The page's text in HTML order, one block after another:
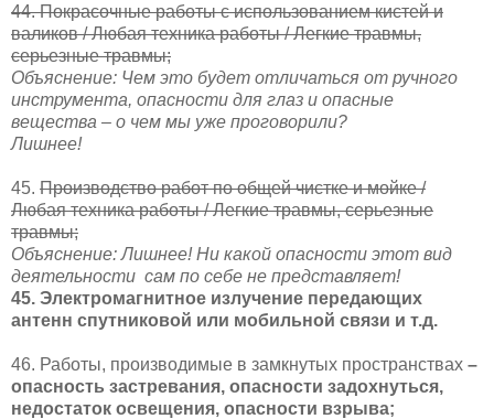
44. Покрасочные работы с использованием кистей и
валиков / Любая техника работы / Легкие травмы,
серьезные травмы;
Объяснение: Чем это будет отличаться от ручного
инструмента, опасности для глаз и опасные
вещества – о чем мы уже проговорили?
Лишнее!
45. Производство работ по общей чистке и мойке /
Любая техника работы / Легкие травмы, серьезные
травмы;
Объяснение: Лишнее! Ни какой опасности этот вид
деятельности сам по себе не представляет!
45. Электромагнитное излучение передающих
антенн спутниковой или мобильной связи и т.д.
46. Работы, производимые в замкнутых пространствах –
опасность застревания, опасности задохнуться,
недостаток освещения, опасности взрыва;